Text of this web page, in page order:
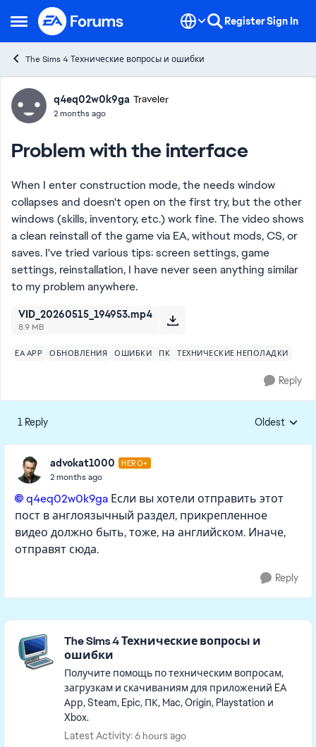
Open Side Menu
Skip to content RegisterSign In
The Sims 4 Технические вопросы и ошибки
Forum Discussion
q4eq02w0k9ga Traveler
2 months ago
Problem with the interface
When I enter construction mode, the needs window
collapses and doesn't open on the first try, but the other
windows (skills, inventory, etc.) work fine. The video shows
a clean reinstall of the game via EA, without mods, CS, or
saves. I've tried various tips: screen settings, game
settings, reinstallation, I have never seen anything similar
to my problem anywhere.
VID_20260515_194953.mp4
8.9 MB
EA APP ОБНОВЛЕНИЯ ОШИБКИ ПК ТЕХНИЧЕСКИЕ НЕПОЛАДКИ
Reply
1 Reply Replies
Oldest
advokat1000 HERO+
2 months ago
q4eq02w0k9ga​ Если вы хотели отправить этот
пост в англоязычный раздел, прикрепленное
видео должно быть, тоже, на английском. Иначе,
отправят сюда.
Reply
Featured Places
The Sims 4 Технические вопросы и
ошибки
Получите помощь по техническим вопросам,
загрузкам и скачиваниям для приложений EA
Арр, Steam, Epic, ПК, Mac, Origin, Playstation и
Xbox.
Latest Activity: 6 hours ago